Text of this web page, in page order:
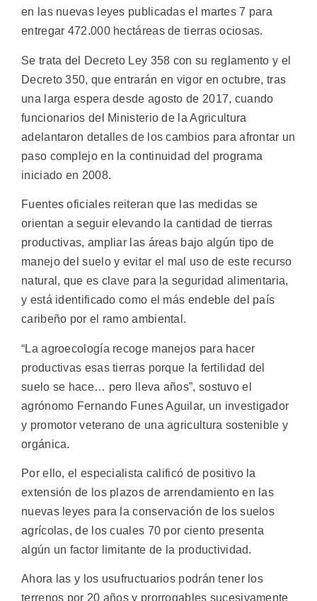
en las nuevas leyes publicadas el martes 7 para
entregar 472.000 hectáreas de tierras ociosas.
Se trata del Decreto Ley 358 con su reglamento y el
Decreto 350, que entrarán en vigor en octubre, tras
una larga espera desde agosto de 2017, cuando
funcionarios del Ministerio de la Agricultura
adelantaron detalles de los cambios para afrontar un
paso complejo en la continuidad del programa
iniciado en 2008.
Fuentes oficiales reiteran que las medidas se
orientan a seguir elevando la cantidad de tierras
productivas, ampliar las áreas bajo algún tipo de
manejo del suelo y evitar el mal uso de este recurso
natural, que es clave para la seguridad alimentaria,
y está identificado como el más endeble del país
caribeño por el ramo ambiental.
“La agroecología recoge manejos para hacer
productivas esas tierras porque la fertilidad del
suelo se hace… pero lleva años”, sostuvo el
agrónomo Fernando Funes Aguilar, un investigador
y promotor veterano de una agricultura sostenible y
orgánica.
Por ello, el especialista calificó de positivo la
extensión de los plazos de arrendamiento en las
nuevas leyes para la conservación de los suelos
agrícolas, de los cuales 70 por ciento presenta
algún un factor limitante de la productividad.
Ahora las y los usufructuarios podrán tener los
terrenos por 20 años y prorrogables sucesivamente